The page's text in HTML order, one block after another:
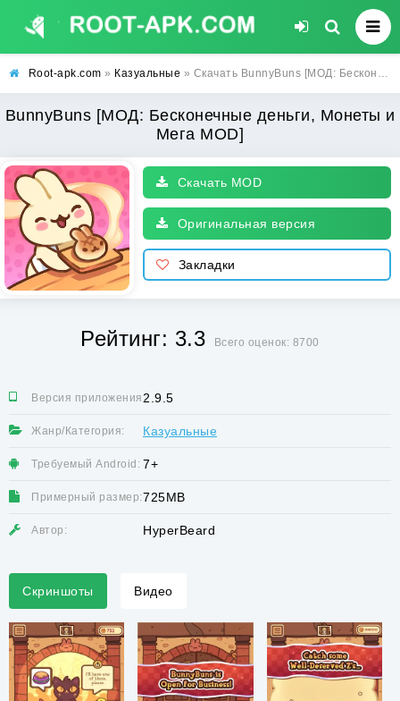
Root-apk.com » Казуальные » Скачать BunnyBuns [МОД: Бесконечные деньги, Монеты и Мега MOD] | Взлом BunnyBuns на Андроид
BunnyBuns [МОД: Бесконечные деньги, Монеты и
Мега MOD]
Скачать MOD
Оригинальная версия
Закладки
Рейтинг: 3.3 Всего оценок: 8700
Версия приложения:2.9.5
Жанр/Категория: Казуальные
Требуемый Android: 7+
Примерный размер:725MB
Автор: HyperBeard
Скриншоты Видео